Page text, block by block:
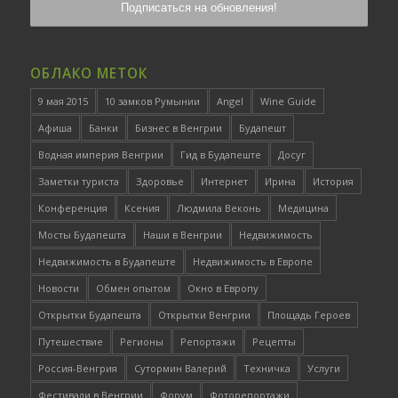
ОБЛАКО МЕТОК
9 мая 2015 10 замков Румынии Angel
Wine Guide
Афиша
Банки Бизнес в Венгрии
Будапешт
Водная империя Венгрии
Гид в Будапеште
Досуг
Заметки туриста
Здоровье Интернет Ирина
История
Конференция
Ксения Людмила Веконь
Медицина
Мосты Будапешта
Наши в Венгрии
Недвижимость
Недвижимость в Будапеште
Недвижимость в Европе
Новости
Обмен опытом
Окно в Европу
Открытки Будапешта
Открытки Венгрии
Площадь Героев
Путешествие
Регионы Репортажи
Рецепты
Россия-Венгрия
Сутормин Валерий Техничка
Услуги
Фестивали в Венгрии
Форум Фоторепортажи